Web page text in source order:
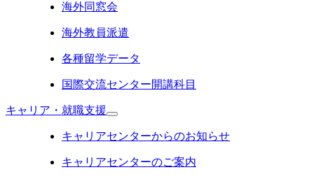
海外同窓会
海外教員派遣
各種留学データ
国際交流センター開講科目
キャリア・就職支援
キャリアセンターからのお知らせ
キャリアセンターのご案内